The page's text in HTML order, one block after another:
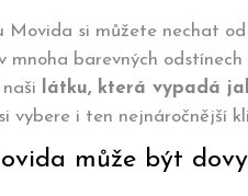
Movida si můžete nechat
mnoha barevných
látku, která vypadá
vybere i ten nejnáročnější
může být